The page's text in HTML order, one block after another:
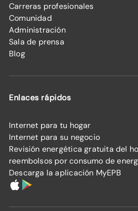
Carreras profesionales
Comunidad
Administración
Sala de prensa
Blog
Enlaces rápidos
Internet para tu hogar
Internet para su negocio
Revisión energética gratuita del
reembolsos por consumo de
Descarga la aplicación MyEPB